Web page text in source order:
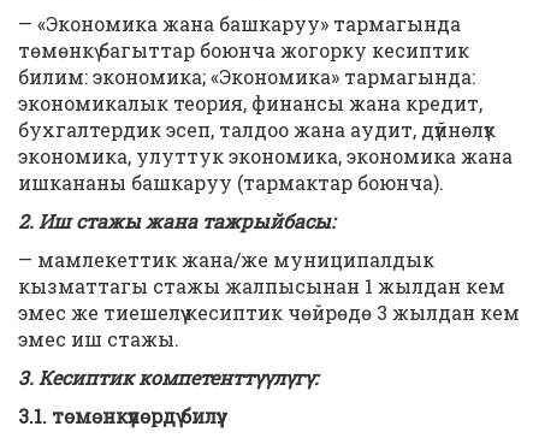
— «Экономика жана башкаруу» тармагында
төмөнкү багыттар боюнча жогорку кесиптик
билим: экономика; «Экономика» тармагында:
экономикалык теория, финансы жана кредит,
бухгалтердик эсеп, талдоо жана аудит, дүйнөлүк
экономика, улуттук экономика, экономика жана
ишкананы башкаруу (тармактар боюнча).
2. Иш стажы жана тажрыйбасы:
— мамлекеттик жана/же муниципалдык
кызматтагы стажы жалпысынан 1 жылдан кем
эмес же тиешелүү кесиптик чөйрөдө 3 жылдан кем
эмес иш стажы.
3. Кесиптик компетенттүүлүгү:
3.1. төмөнкүлөрдү билүү: